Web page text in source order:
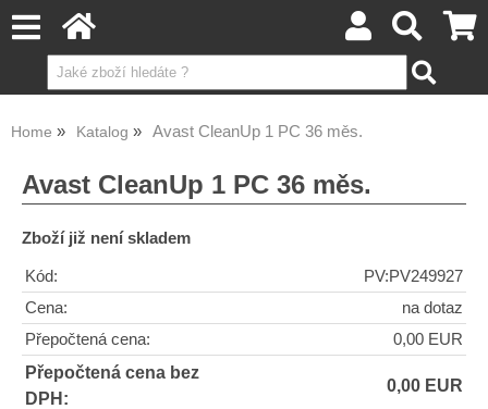
Home Katalog Avast CleanUp 1 PC 36 měs.
Avast CleanUp 1 PC 36 měs.
Zboží již není skladem
Kód:
PV:PV249927
Cena:
na dotaz
Přepočtená cena:
0,00 EUR
Přepočtená cena bez
DPH:
0,00 EUR